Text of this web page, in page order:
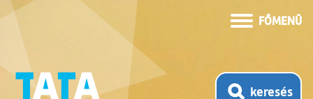
FŐMENÜ
keresés